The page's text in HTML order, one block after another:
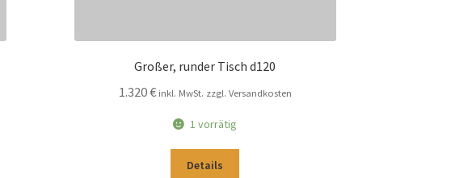
Großer, runder Tisch d120
1.320€ inkl. MwSt. zzgl. Versandkosten
1 vorrätig
Details